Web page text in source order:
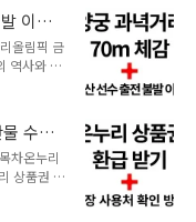
직금 중
해 자세
중간정산
점과 단점
계산기
무분별한
이
올림픽 금
역사와 규
수의 파리
론: 한국
과녁거
리를 의
요소 중
터로 설정
수산
차온누리
상품권 환
수산물)온